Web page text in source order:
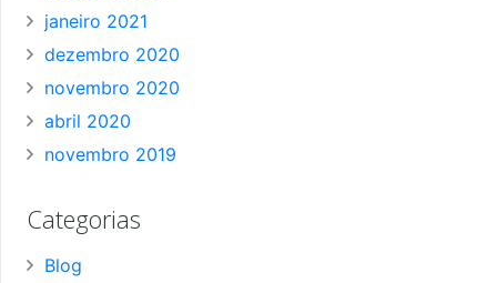
janeiro 2021
dezembro 2020
novembro 2020
abril 2020
novembro 2019
Categorias
Blog